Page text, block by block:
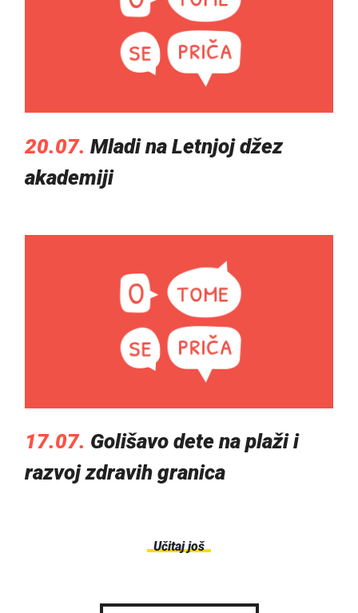
20.07. Mladi na Letnjoj džez
akademiji
17.07. Golišavo dete na plaži i
razvoj zdravih granica
Učitaj još